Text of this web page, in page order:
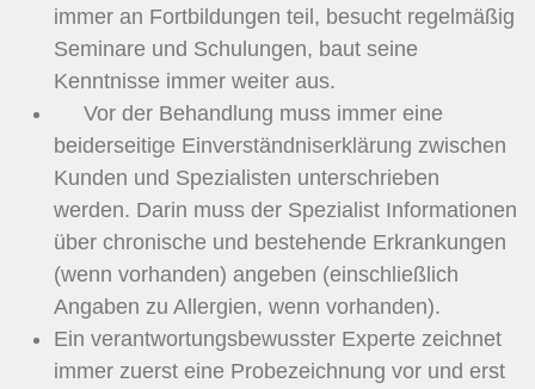
immer an Fortbildungen teil, besucht regelmäßig
Seminare und Schulungen, baut seine
Kenntnisse immer weiter aus.
Vor der Behandlung muss immer eine
beiderseitige Einverständniserklärung zwischen
Kunden und Spezialisten unterschrieben
werden. Darin muss der Spezialist Informationen
über chronische und bestehende Erkrankungen
(wenn vorhanden) angeben (einschließlich
Angaben zu Allergien, wenn vorhanden).
Ein verantwortungsbewusster Experte zeichnet
immer zuerst eine Probezeichnung vor und erst